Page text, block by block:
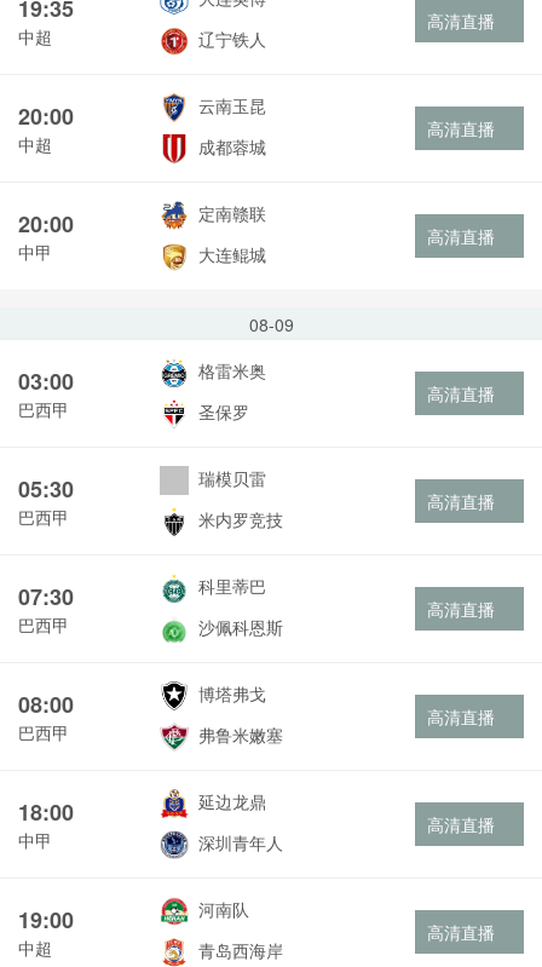
19:35
中超
辽宁铁人
高清直播
20:00
中超
云南玉昆
成都蓉城
高清直播
20:00
中甲
定南赣联
大连鲲城
高清直播
08-09
03:00
巴西甲
格雷米奥
圣保罗
高清直播
05:30
巴西甲
瑞模贝雷
米内罗竞技
高清直播
07:30
巴西甲
科里蒂巴
沙佩科恩斯
高清直播
08:00
巴西甲
博塔弗戈
弗鲁米嫩塞
高清直播
18:00
中甲
延边龙鼎
深圳青年人
高清直播
19:00
中超
河南队
青岛西海岸
高清直播